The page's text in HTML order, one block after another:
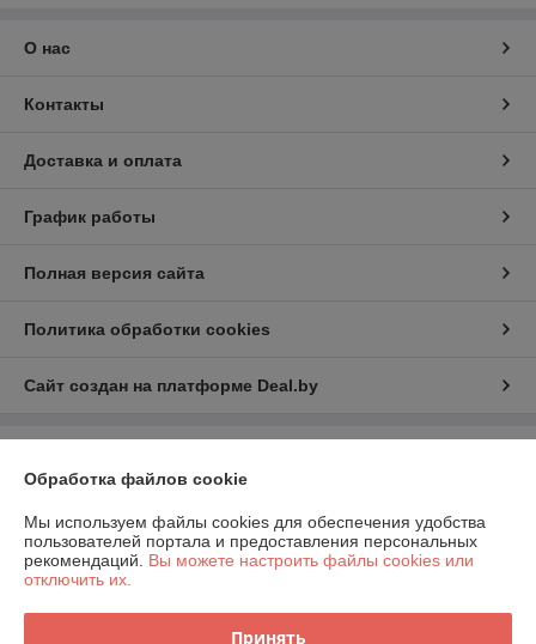
О нас
Контакты
Доставка и оплата
График работы
Полная версия сайта
Политика обработки cookies
Сайт создан на платформе Deal.by
предприниматель Шаршавицкий Дмитрий Валерьевич
220033, г.Минск, пр-т Партизанский, 19а-6
Регистрационный номер ЕГР: 192409619
УНП: 192409619
Обработка файлов cookie
Мы используем файлы cookies для обеспечения удобства
пользователей портала и предоставления персональных
рекомендаций. Вы можете настроить файлы cookies или
отключить их.
Принять